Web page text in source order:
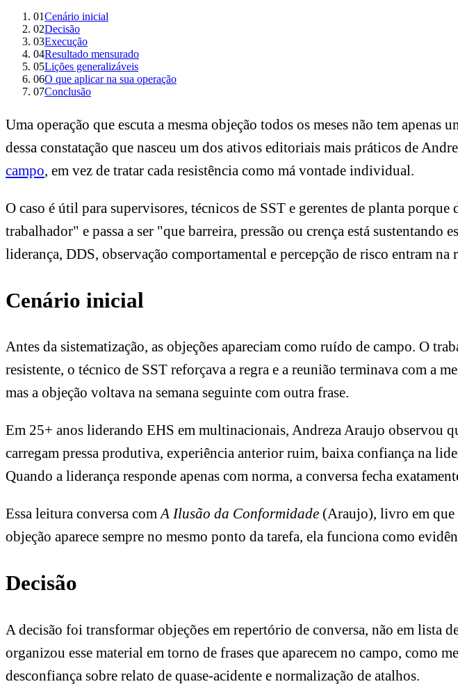
01Cenário inicial
02Decisão
03Execução
04Resultado mensurado
05Lições generalizáveis
06O que aplicar na sua operação
07Conclusão
Uma operação que escuta a mesma objeção todos os meses não tem
dessa constatação que nasceu um dos ativos editoriais mais práticos de
campo, em vez de tratar cada resistência como má vontade individual.
O caso é útil para supervisores, técnicos de SST e gerentes de planta
trabalhador" e passa a ser "que barreira, pressão ou crença está sustentando
liderança, DDS, observação comportamental e percepção de risco entram na
Cenário inicial
Antes da sistematização, as objeções apareciam como ruído de campo. O
resistente, o técnico de SST reforçava a regra e a reunião terminava com a
mas a objeção voltava na semana seguinte com outra frase.
Em 25+ anos liderando EHS em multinacionais, Andreza Araujo observou
carregam pressa produtiva, experiência anterior ruim, baixa confiança na
Quando a liderança responde apenas com norma, a conversa fecha
Essa leitura conversa com A Ilusão da Conformidade (Araujo), livro em que
objeção aparece sempre no mesmo ponto da tarefa, ela funciona como
Decisão
A decisão foi transformar objeções em repertório de conversa, não em lista
organizou esse material em torno de frases que aparecem no campo, como
desconfiança sobre relato de quase-acidente e normalização de atalhos.